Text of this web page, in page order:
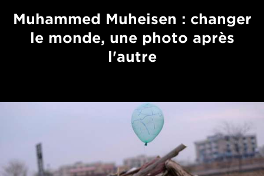
Muhammed Muheisen : changer
le monde, une photo après
l'autre